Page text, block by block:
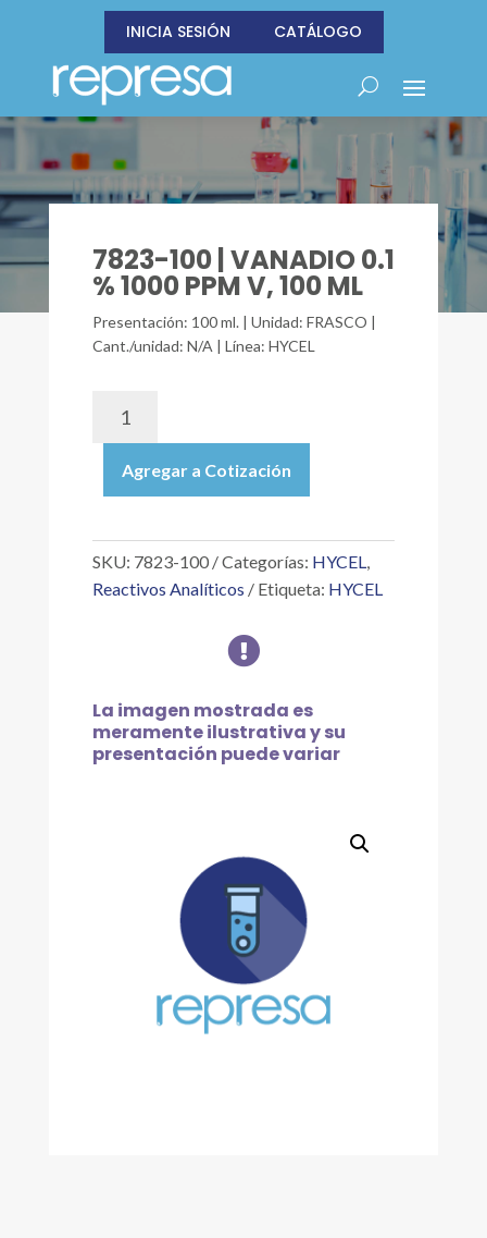
INICIA SESIÓN CATÁLOGO
7823-100 | VANADIO 0.1
% 1000 PPM V, 100 ML
Presentación: 100 ml. | Unidad: FRASCO |
Cant./unidad: N/A | Línea: HYCEL
VANADIO
0.1
1000
V,
Agregar a Cotización
SKU: 7823-100 Categorías: HYCEL,
Reactivos Analíticos
Etiqueta: HYCEL

La imagen mostrada es
meramente ilustrativa y su
presentación puede variar